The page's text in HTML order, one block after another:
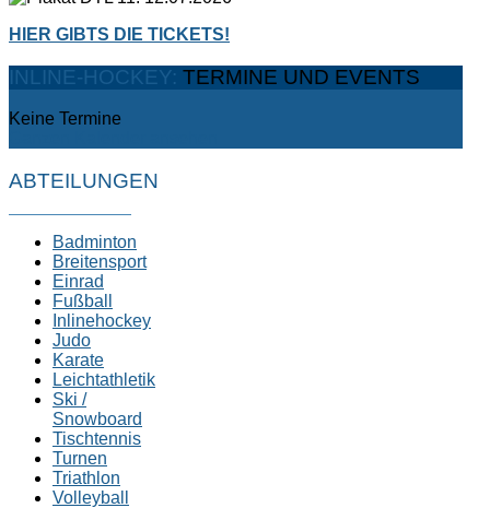
HIER GIBTS DIE TICKETS!
INLINE-HOCKEY: TERMINE UND EVENTS
Keine Termine
ABTEILUNGEN
Badminton
Breitensport
Einrad
Fußball
Inlinehockey
Judo
Karate
Leichtathletik
Ski /
Snowboard
Tischtennis
Turnen
Triathlon
Volleyball